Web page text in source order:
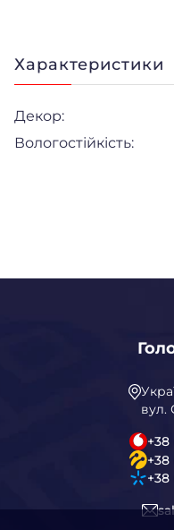
Характеристики
Декор:
Вологостійкість:
вул.
+38
+38
+38